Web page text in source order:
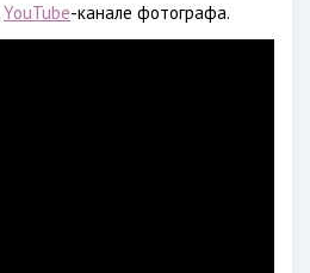
YouTube-канале фотографа.